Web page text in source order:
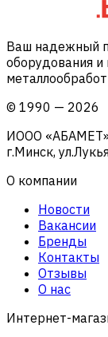
Ваш надежный
оборудования
© 1990 — 2026
ИООО
г.Минск,
О компании
Новости
Вакансии
Бренды
Контакты
Отзывы
О нас
Интернет-